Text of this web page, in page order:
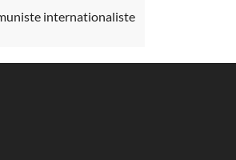
internationaliste